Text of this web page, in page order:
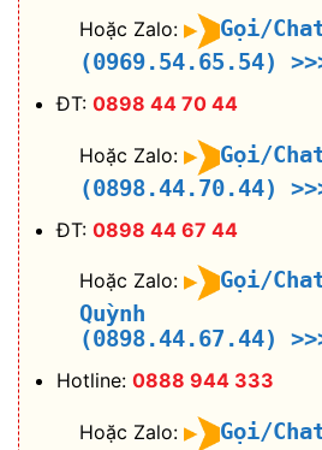
Hoặc Zalo:
Gọi/
(0969.54.65.54)
ĐT: 0898 44 70 44
Hoặc Zalo:
Gọi/
(0898.44.70.44)
ĐT: 0898 44 67 44
Hoặc Zalo:
Gọi/
Quỳnh
(0898.44.67.44)
Hotline: 0888 944 333
Hoặc Zalo: Gọi/